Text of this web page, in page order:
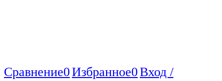
Сравнение0Избранное0Вход /